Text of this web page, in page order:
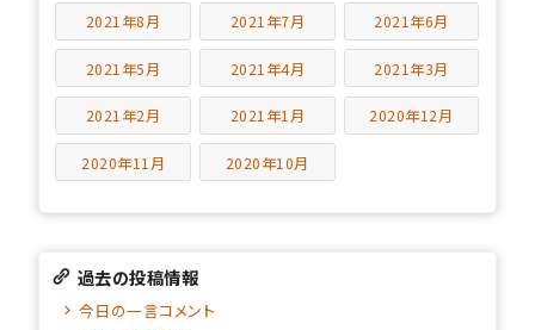
2021年8月 2021年7月 2021年6月
2021年5月 2021年4月 2021年3月
2021年2月 2021年1月 2020年12月
2020年11月 2020年10月
過去の投稿情報
今日の一言コメント